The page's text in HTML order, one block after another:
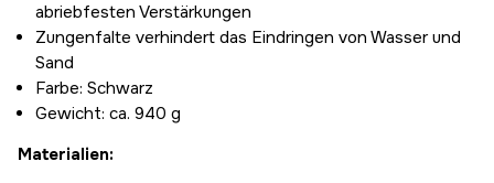
abriebfesten Verstärkungen
Zungenfalte verhindert das Eindringen von Wasser und
Sand
Farbe: Schwarz
Gewicht: ca. 940 g
Materialien: